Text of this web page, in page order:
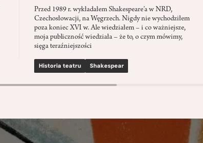
Przed 1989 r. wykładałem Shakespeare’a w NRD,
Czechosłowacji, na Węgrzech. Nigdy nie wychodziłem
poza koniec XVI w. Ale wiedziałem – i co ważniejsze,
moja publiczność wiedziała – że to, o czym mówimy,
sięga teraźniejszości
Historia teatru Shakespear